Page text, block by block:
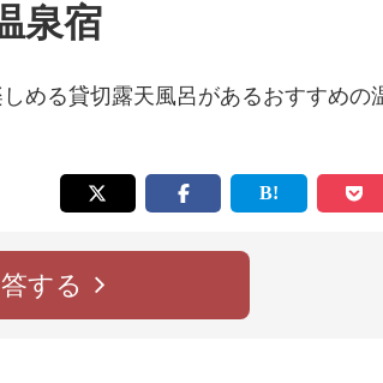
泉宿
める貸切露天風呂があるおすすめの
する